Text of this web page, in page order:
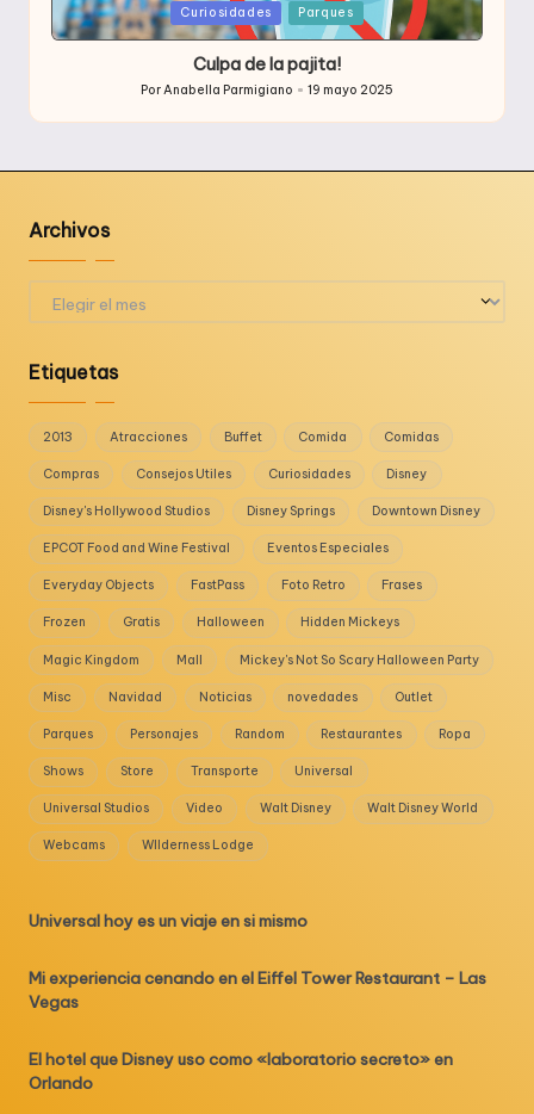
Publicada
en
Curiosidades Parques
Culpa de la pajita!
Publicado
por
PorAnabella Parmigiano 19 mayo 2025
Archivos
Etiquetas
2013 Atracciones Buffet Comida Comidas
Compras Consejos Utiles Curiosidades Disney
Disney's Hollywood Studios Disney Springs Downtown Disney
EPCOT Food and Wine Festival Eventos Especiales
Everyday Objects FastPass Foto Retro Frases
Frozen Gratis Halloween Hidden Mickeys
Magic Kingdom Mall Mickey's Not So Scary Halloween Party
Misc Navidad Noticias novedades Outlet
Parques Personajes Random Restaurantes Ropa
Shows Store Transporte Universal
Universal Studios Video Walt Disney Walt Disney World
Webcams WIlderness Lodge
Universal hoy es un viaje en si mismo
Mi experiencia cenando en el Eiffel Tower Restaurant – Las
Vegas
El hotel que Disney uso como «laboratorio secreto» en
Orlando